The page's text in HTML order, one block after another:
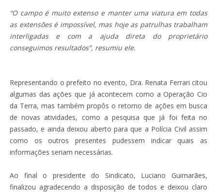
“O campo é muito extenso e manter uma viatura em todas
as extensões é impossível, mas hoje as patrulhas trabalham
interligadas e com a ajuda direta do proprietário
conseguimos resultados”, resumiu ele.
Representando o prefeito no evento, Dra. Renata Ferrari citou
algumas das ações que já acontecem como a Operação Cio
da Terra, mas também propôs o retorno de ações em busca
de novas atividades, como a pesquisa que já foi feita no
passado, e ainda deixou aberto para que a Polícia Civil assim
como os outros presentes pudessem indicar quais as
informações seriam necessárias.
Ao final o presidente do Sindicato, Luciano Guimarães,
finalizou agradecendo a disposição de todos e deixou claro